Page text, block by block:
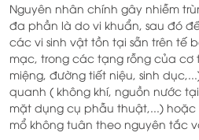
Nguyên nhân chính gây nhiễm
đa phần là do vi khuẩn, sau đó
các vi sinh vật tồn tại sẵn trên tế
mạc, trong các tạng rỗng của cơ
miệng, đường tiết niệu, sinh
quanh ( không khí, nguồn nước
mặt dụng cụ phẫu thuật,...)
mổ không tuân theo nguyên tắc